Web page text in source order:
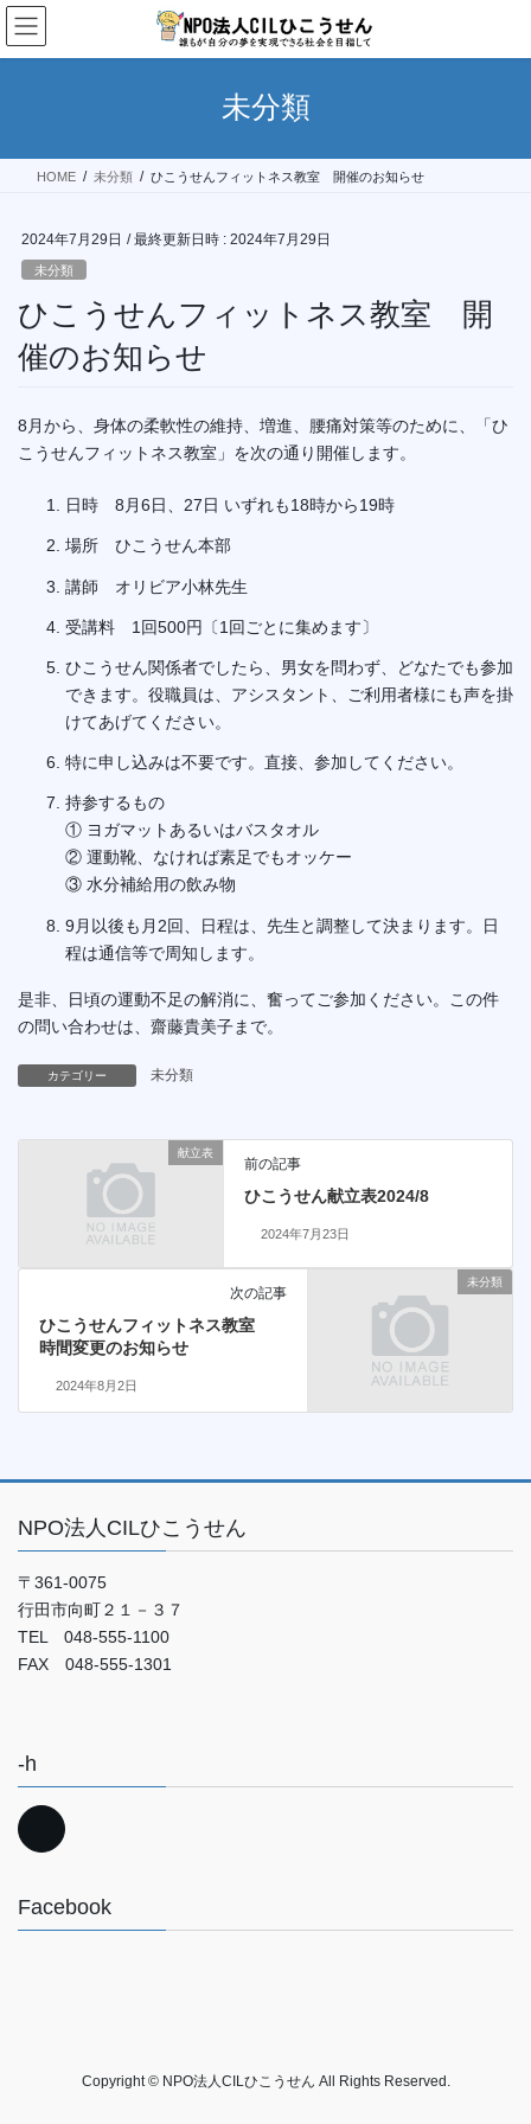
コ
ン
テ
ス
ナ
ビ
ゲ
ン
未分類
HOME 未分類 ひこうせんフィットネス教室 開催のお知らせ
2024年7月29日 / 最終更新日時 : 2024年7月29日
未分類
ひこうせんフィットネス教室 開
催のお知らせ
8月から、身体の柔軟性の維持、増進、腰痛対策等のために、「ひ
こうせんフィットネス教室」を次の通り開催します。
日時 8月6日、27日 いずれも18時から19時
場所 ひこうせん本部
講師 オリビア小林先生
受講料 1回500円〔1回ごとに集めます〕
ひこうせん関係者でしたら、男女を問わず、どなたでも参加
できます。役職員は、アシスタント、ご利用者様にも声を掛
けてあげてください。
特に申し込みは不要です。直接、参加してください。
持参するもの
① ヨガマットあるいはバスタオル
② 運動靴、なければ素足でもオッケー
③ 水分補給用の飲み物
9月以後も月2回、日程は、先生と調整して決まります。日
程は通信等で周知します。
是非、日頃の運動不足の解消に、奮ってご参加ください。この件
の問い合わせは、齋藤貴美子まで。
カテゴリー 未分類
献立表
前の記事
ひこうせん献立表2024/8
2024年7月23日
未分類
次の記事
ひこうせんフィットネス教室
時間変更のお知らせ
2024年8月2日
NPO法人CILひこうせん
〒361-0075
行田市向町２１－３７
TEL 048-555-1100
FAX 048-555-1301
-h
Facebook
Copyright © NPO法人CILひこうせん All Rights Reserved.